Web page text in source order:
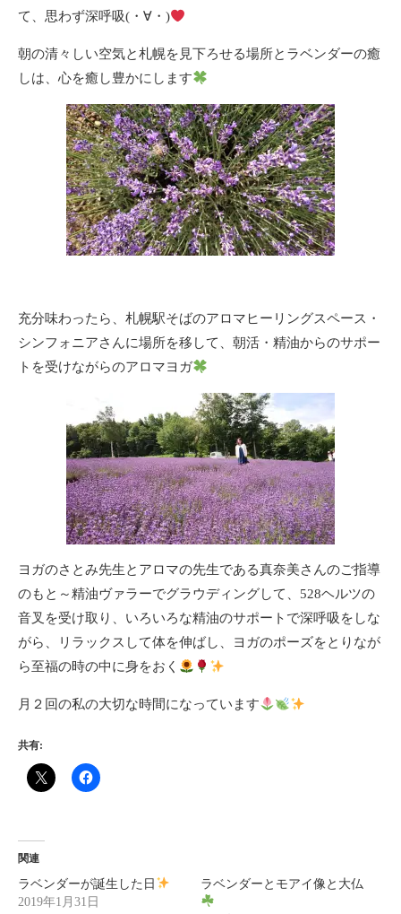
て、思わず深呼吸(・∀・)
朝の清々しい空気と札幌を見下ろせる場所とラベンダーの癒
しは、心を癒し豊かにします
充分味わったら、札幌駅そばのアロマヒーリングスペース・
シンフォニアさんに場所を移して、朝活・精油からのサポー
トを受けながらのアロマヨガ
ヨガのさとみ先生とアロマの先生である真奈美さんのご指導
のもと～精油ヴァラーでグラウディングして、528ヘルツの
音叉を受け取り、いろいろな精油のサポートで深呼吸をしな
がら、リラックスして体を伸ばし、ヨガのポーズをとりなが
ら至福の時の中に身をおく
月２回の私の大切な時間になっています
共有:
関連
ラベンダーが誕生した日
2019年1月31日
ラベンダーとモアイ像と大仏